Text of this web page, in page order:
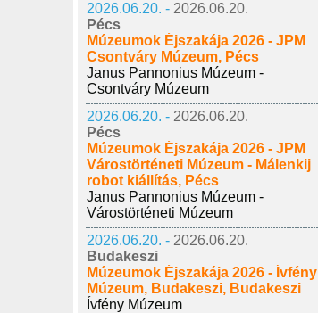
2026.06.20. - 2026.06.20.
Pécs
Múzeumok Éjszakája 2026 - JPM
Csontváry Múzeum, Pécs
Janus Pannonius Múzeum -
Csontváry Múzeum
2026.06.20. - 2026.06.20.
Pécs
Múzeumok Éjszakája 2026 - JPM
Várostörténeti Múzeum - Málenkij
robot kiállítás, Pécs
Janus Pannonius Múzeum -
Várostörténeti Múzeum
2026.06.20. - 2026.06.20.
Budakeszi
Múzeumok Éjszakája 2026 - Ívfény
Múzeum, Budakeszi, Budakeszi
Ívfény Múzeum